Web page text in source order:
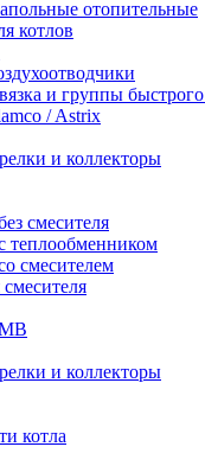
отопительные
котлов
и группы
/ Astrix
и коллекторы
смесителя
теплообменником
смесителем
и коллекторы
котла